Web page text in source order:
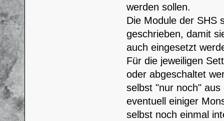
werden sollen.
Die Module der SHS
geschrieben, damit
auch eingesetzt
Für die jeweiligen
oder abgeschaltet
selbst "nur noch"
eventuell einiger
selbst noch einmal